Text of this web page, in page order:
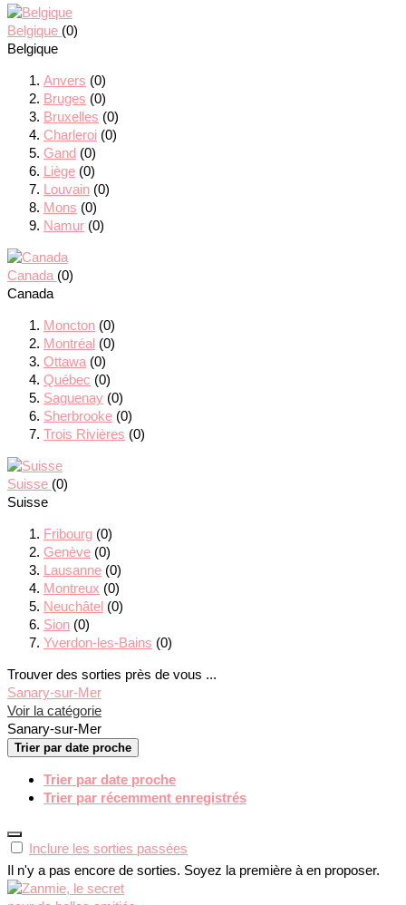
Belgique (0)
Belgique
Anvers (0)
Bruges (0)
Bruxelles (0)
Charleroi (0)
Gand (0)
Liège (0)
Louvain (0)
Mons (0)
Namur (0)
Canada (0)
Canada
Moncton (0)
Montréal (0)
Ottawa (0)
Québec (0)
Saguenay (0)
Sherbrooke (0)
Trois Rivières (0)
Suisse (0)
Suisse
Fribourg (0)
Genève (0)
Lausanne (0)
Montreux (0)
Neuchâtel (0)
Sion (0)
Yverdon-les-Bains (0)
Trouver des sorties près de vous ...
Sanary-sur-Mer
Voir la catégorie
Sanary-sur-Mer
Trier par date proche
Trier par date proche
Trier par récemment enregistrés
Inclure les sorties passées
Il n'y a pas encore de sorties. Soyez la première à en proposer.